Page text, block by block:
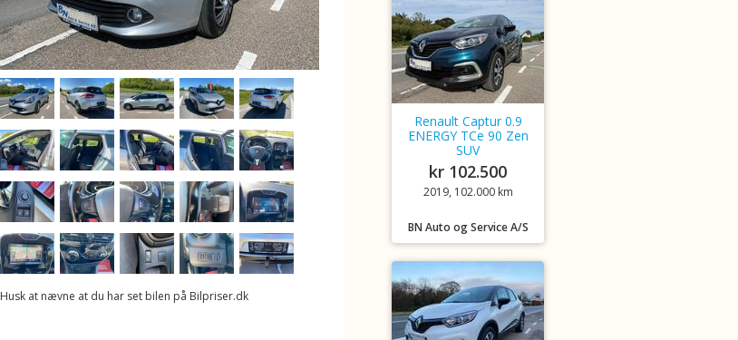
Husk at nævne at du har set bilen på Bilpriser.dk
Renault Captur 0.9
ENERGY TCe 90 Zen
SUV
kr 102.500
2019, 102.000 km
BN Auto og Service A/S